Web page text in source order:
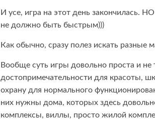
И усе, игра на этот день закончилась.
не должно быть быстрым)))
Как обычно, сразу полез искать
Вообще суть игры довольно проста и
достопримечательности для красоты,
охрану для нормального
них нужны дома, которых здесь
комплексы, виллы, просто жилой